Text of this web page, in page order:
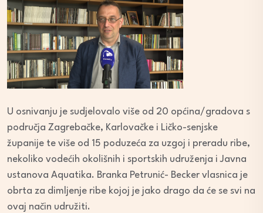
U osnivanju je sudjelovalo više od 20 općina/gradova s
područja Zagrebačke, Karlovačke i Ličko-senjske
županije te više od 15 poduzeća za uzgoj i preradu ribe,
nekoliko vodećih okolišnih i sportskih udruženja i Javna
ustanova Aquatika. Branka Petrunić- Becker vlasnica je
obrta za dimljenje ribe kojoj je jako drago da će se svi na
ovaj način udružiti.